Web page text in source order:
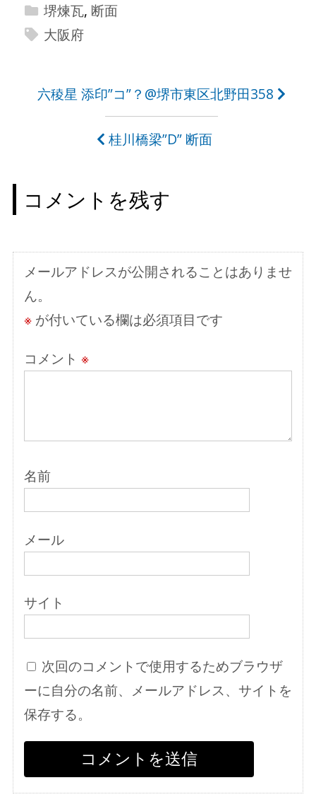
堺煉瓦, 断面
大阪府
ビ
ゲ
シ
ョ
ン
六稜星 添印”コ”？@堺市東区北野田358
桂川橋梁”D” 断面
コメントを残す
メールアドレスが公開されることはありませ
ん。
※が付いている欄は必須項目です
コメント ※
名前
メール
サイト
次回のコメントで使用するためブラウザ
ーに自分の名前、メールアドレス、サイトを
保存する。